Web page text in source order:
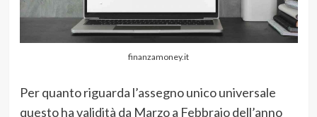
finanzamoney.it
Per quanto riguarda l’assegno unico universale
questo ha validità da Marzo a Febbraio dell’anno